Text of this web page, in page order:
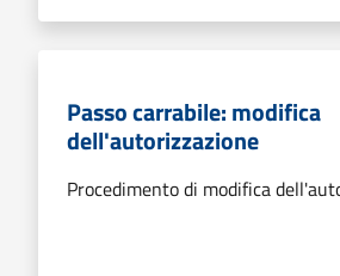
Passo carrabile: modifica
dell'autorizzazione
Procedimento di modifica